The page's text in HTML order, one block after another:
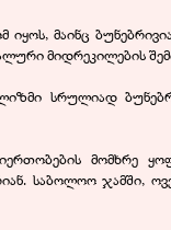
იყოს, მაინც
მიდრეკილების
სრულიად
მომხრე
საბოლოო ჯამში,